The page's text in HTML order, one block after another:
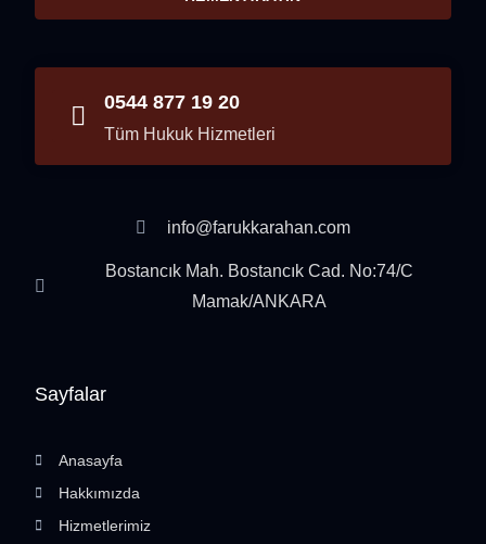
Sayfalar
Anasayfa
Hakkımızda
Hizmetlerimiz
0544 877 19 20
Tüm Hukuk Hizmetleri
info@farukkarahan.com
Bostancık Mah. Bostancık Cad. No:74/C
Mamak/ANKARA